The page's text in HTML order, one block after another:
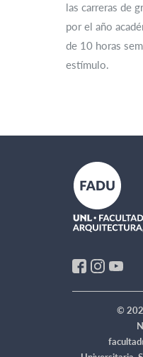
las carreras de
por el año
de 10 horas
estímulo.
©